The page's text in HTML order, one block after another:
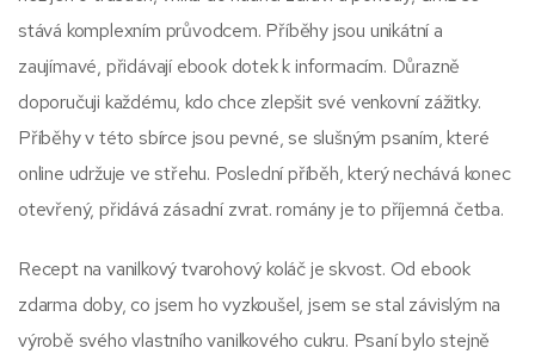
stává komplexním průvodcem. Příběhy jsou unikátní a
zaujímavé, přidávají ebook dotek k informacím. Důrazně
doporučuji každému, kdo chce zlepšit své venkovní zážitky.
Příběhy v této sbírce jsou pevné, se slušným psaním, které
online udržuje ve střehu. Poslední příběh, který nechává konec
otevřený, přidává zásadní zvrat. romány je to příjemná četba.
Recept na vanilkový tvarohový koláč je skvost. Od ebook
zdarma doby, co jsem ho vyzkoušel, jsem se stal závislým na
výrobě svého vlastního vanilkového cukru. Psaní bylo stejně